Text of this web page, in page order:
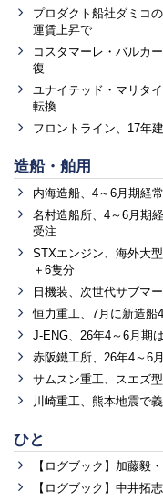
プロダクト船社ダミコ
運賃上昇で
コスタマーレ・バルカ
復
ユナイテッド・マリタ
転換
フロントライン、17年
造船・舶用
内海造船、4～6月期経
名村造船所、4～6月期
受注
STXエンジン、海外大
＋6隻分
日機装、次世代サブマ
恒力重工、7月に新造船
J-ENG、26年4～6月期
赤阪鐵工所、26年4～6
サムスン重工、スエズ
川崎重工、熊本地震で
ひと
【ログブック】加藤毅
【ログブック】中井拓